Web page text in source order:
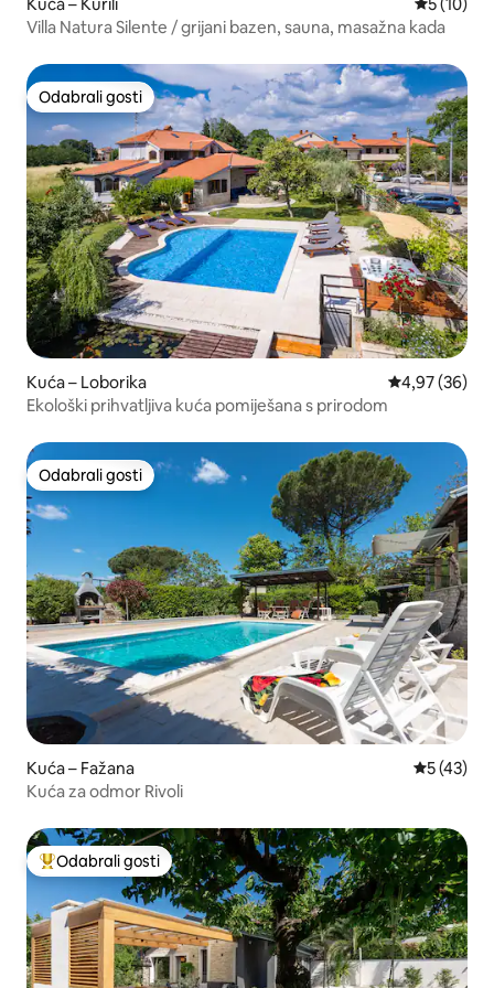
Villa Natura Silente / grijani bazen, sauna, masažna kada
Odabrali gosti
Odabrali gosti
Kuća – Loborika Prosječna
4,97 (36)
Ekološki prihvatljiva kuća pomiješana s prirodom
Odabrali gosti
Odabrali gosti
Kuća – Fažana Prosječna
5 (43)
Kuća za odmor Rivoli
Među najviše rangiranima s oznakom „Odabrali gosti”
Odabrali gosti